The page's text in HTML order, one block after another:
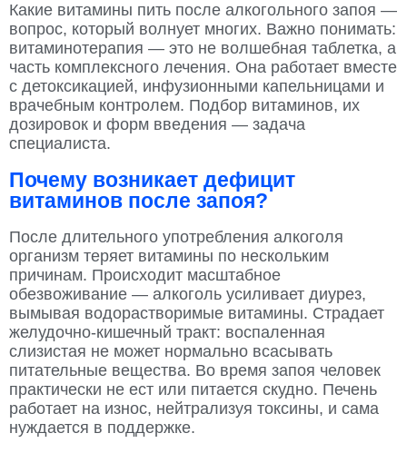
Какие витамины пить после алкогольного запоя —
вопрос, который волнует многих. Важно понимать:
витаминотерапия — это не волшебная таблетка, а
часть комплексного лечения. Она работает вместе
с детоксикацией, инфузионными капельницами и
врачебным контролем. Подбор витаминов, их
дозировок и форм введения — задача
специалиста.
Почему возникает дефицит
витаминов после запоя?
После длительного употребления алкоголя
организм теряет витамины по нескольким
причинам. Происходит масштабное
обезвоживание — алкоголь усиливает диурез,
вымывая водорастворимые витамины. Страдает
желудочно-кишечный тракт: воспаленная
слизистая не может нормально всасывать
питательные вещества. Во время запоя человек
практически не ест или питается скудно. Печень
работает на износ, нейтрализуя токсины, и сама
нуждается в поддержке.